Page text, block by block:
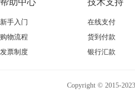
帮助中心
新手入门
购物流程
发票制度
技术支持
在线支付
货到付款
银行汇款
Copyright © 2015-